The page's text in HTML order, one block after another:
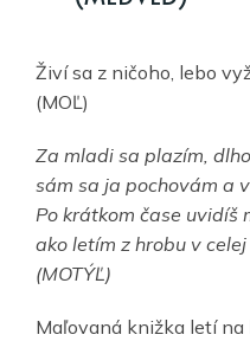
Živí sa z ničoho, lebo
(MOĽ)
Za mladi sa plazím,
sám sa ja pochovám a
Po krátkom čase uvidíš
ako letím z hrobu v
(MOTÝĽ)
Maľovaná knižka letí na